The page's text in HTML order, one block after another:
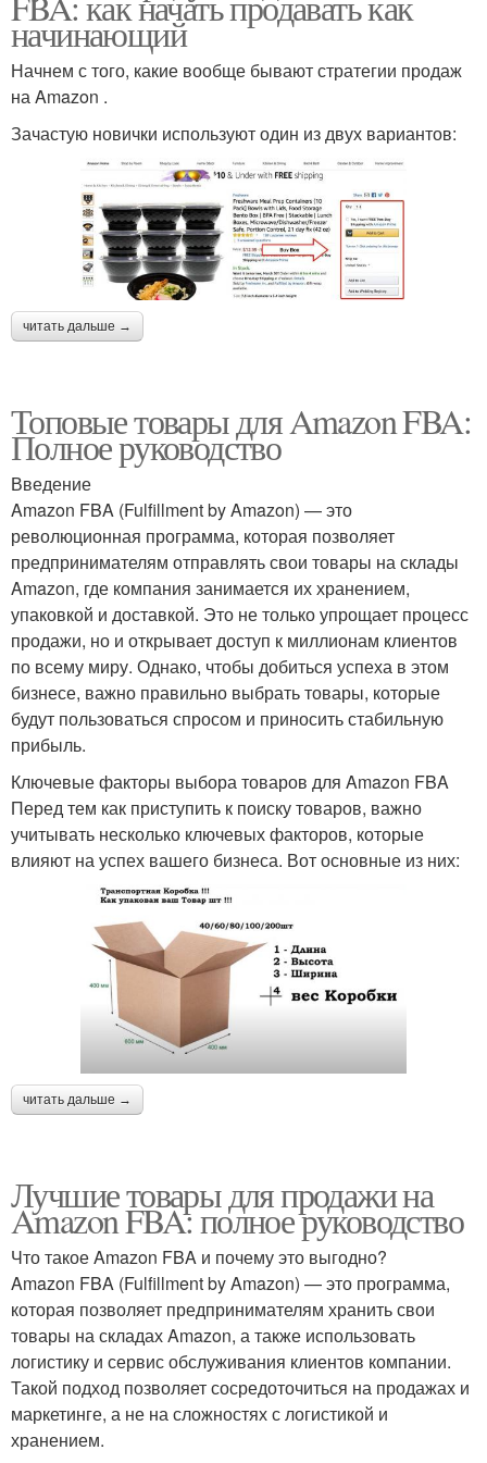
начинающий
Начнем с того, какие вообще бывают стратегии продаж
на Amazon .
Зачастую новички используют один из двух вариантов:
читать дальше →
Топовые товары для Amazon FBA:
Полное руководство
Введение
Amazon FBA (Fulfillment by Amazon) — это
революционная программа, которая позволяет
предпринимателям отправлять свои товары на склады
Amazon, где компания занимается их хранением,
упаковкой и доставкой. Это не только упрощает процесс
продажи, но и открывает доступ к миллионам клиентов
по всему миру. Однако, чтобы добиться успеха в этом
бизнесе, важно правильно выбрать товары, которые
будут пользоваться спросом и приносить стабильную
прибыль.
Ключевые факторы выбора товаров для Amazon FBA
Перед тем как приступить к поиску товаров, важно
учитывать несколько ключевых факторов, которые
влияют на успех вашего бизнеса. Вот основные из них:
читать дальше →
Лучшие товары для продажи на
Amazon FBA: полное руководство
Что такое Amazon FBA и почему это выгодно?
Amazon FBA (Fulfillment by Amazon) — это программа,
которая позволяет предпринимателям хранить свои
товары на складах Amazon, а также использовать
логистику и сервис обслуживания клиентов компании.
Такой подход позволяет сосредоточиться на продажах и
маркетинге, а не на сложностях с логистикой и
хранением.